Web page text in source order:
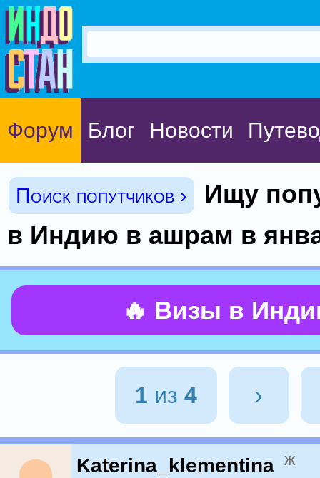
Форум Блог Новости
Поиск попутчиков ›
Ищу
в Индию в ашрам в
🔥 Визы в
1 из 4 ›
Katerina_klementina ж